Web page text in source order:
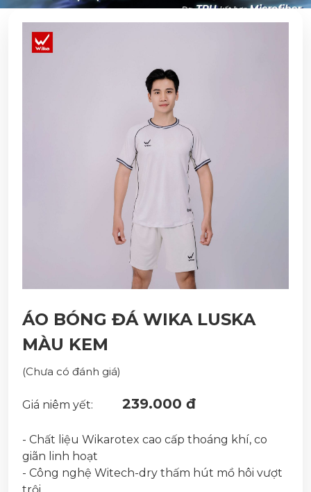
ÁO BÓNG ĐÁ WIKA LUSKA
MÀU KEM
(Chưa có đánh giá)
Giá niêm yết: 239.000 đ
- Chất liệu Wikarotex cao cấp thoáng khí, co
giãn linh hoạt
- Công nghệ Witech-dry thấm hút mồ hôi vượt